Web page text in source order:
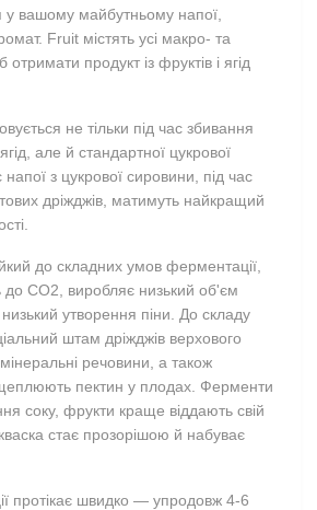
у вашому майбутньому напої,
Fruit містять усі макро- та
продукт із фруктів і ягід
не тільки під час збивання
але й стандартної цукрової
з цукрової сировини, під час
дріжджів, матимуть найкращий
до складних умов ферментації,
до CO2, виробляє низький об'єм
утворення піни. До складу
штам дріжджів верхового
речовини, а також
пектин у плодах. Ферменти
соку, фрукти краще віддають свій
стає прозорішою й набуває
протікає швидко — упродовж 4-6